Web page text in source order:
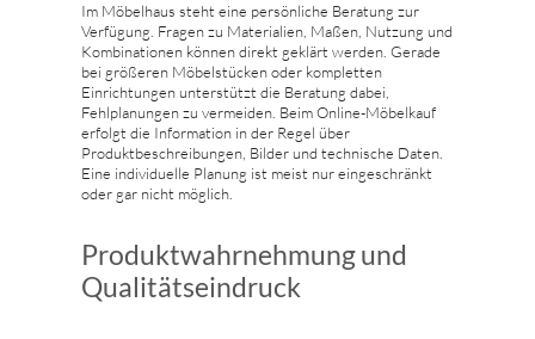
Im Möbelhaus steht eine persönliche Beratung zur
Verfügung. Fragen zu Materialien, Maßen, Nutzung und
Kombinationen können direkt geklärt werden. Gerade
bei größeren Möbelstücken oder kompletten
Einrichtungen unterstützt die Beratung dabei,
Fehlplanungen zu vermeiden. Beim Online-Möbelkauf
erfolgt die Information in der Regel über
Produktbeschreibungen, Bilder und technische Daten.
Eine individuelle Planung ist meist nur eingeschränkt
oder gar nicht möglich.
Produktwahrnehmung und
Qualitätseindruck